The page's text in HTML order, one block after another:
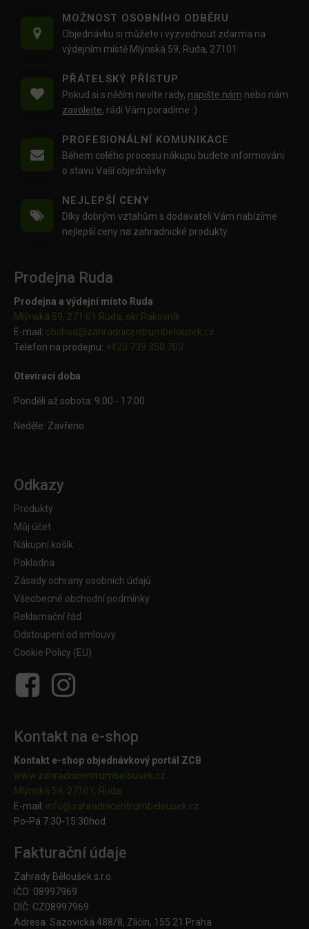
MOŽNOST OSOBNÍHO ODBĚRU
Objednávku si můžete i vyzvednout zdarma na
výdejním místě Mlýnská 59, Ruda, 27101
PŘÁTELSKÝ PŘÍSTUP
Pokud si s něčím nevíte rady, napište nám nebo nám
zavolejte, rádi Vám poradíme :)
PROFESIONÁLNÍ KOMUNIKACE
Během celého procesu nákupu budete informováni
o stavu Vaší objednávky.
NEJLEPŠÍ CENY
Díky dobrým vztahům s dodavateli Vám nabízíme
nejlepší ceny na zahradnické produkty.
Prodejna Ruda
Prodejna a výdejní místo Ruda
Mlýnská 59, 271 01 Ruda, okr.Rakovník
E-mail: obchod@zahradnicentrumbelousek.cz
Telefon na prodejnu: +420 739 350 703
Otevírací doba
Pondělí až sobota: 9:00 - 17:00
Neděle: Zavřeno
Odkazy
Produkty
Můj účet
Nákupní košík
Pokladna
Zásady ochrany osobních údajů
Všeobecné obchodní podmínky
Reklamační řád
Odstoupení od smlouvy
Cookie Policy (EU)
Kontakt na e-shop
Kontakt e-shop objednávkový portál ZCB
www.zahradnicentrumbelousek.cz
Mlýnská 59, 27101, Ruda
E-mail: info@zahradnicentrumbelousek.cz
Po-Pá 7:30-15:30hod
Fakturační údaje
Zahrady Běloušek s.r.o.
IČO: 08997969
DIČ: CZ08997969
Adresa: Sazovická 488/8, Zličín, 155 21 Praha